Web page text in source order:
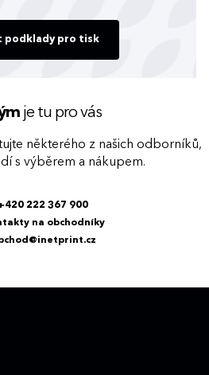
podklady pro tisk
je tu pro vás
některého z našich odborníků,
s výběrem a nákupem.
222 367 900
na obchodníky